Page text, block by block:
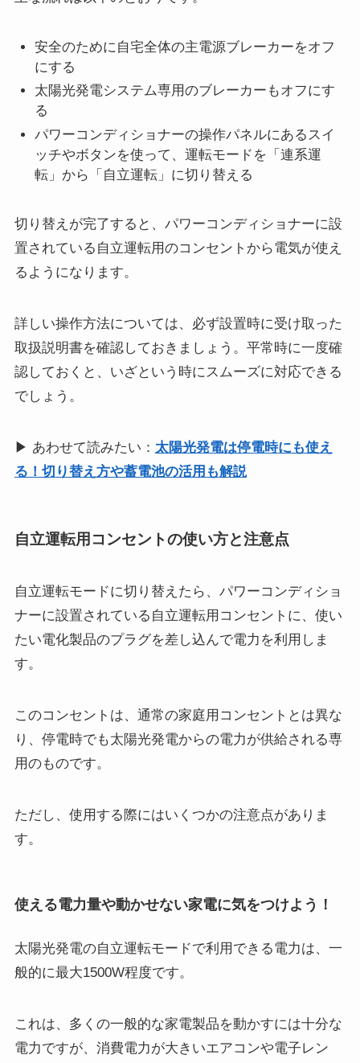
安全のために自宅全体の主電源ブレーカーをオフ
にする
太陽光発電システム専用のブレーカーもオフにす
る
パワーコンディショナーの操作パネルにあるスイ
ッチやボタンを使って、運転モードを「連系運
転」から「自立運転」に切り替える
切り替えが完了すると、パワーコンディショナーに設
置されている自立運転用のコンセントから電気が使え
るようになります。
詳しい操作方法については、必ず設置時に受け取った
取扱説明書を確認しておきましょう。平常時に一度確
認しておくと、いざという時にスムーズに対応できる
でしょう。
▶ あわせて読みたい： 太陽光発電は停電時にも使え
る！切り替え方や蓄電池の活用も解説
自立運転用コンセントの使い方と注意点
自立運転モードに切り替えたら、パワーコンディショ
ナーに設置されている自立運転用コンセントに、使い
たい電化製品のプラグを差し込んで電力を利用しま
す。
このコンセントは、通常の家庭用コンセントとは異な
り、停電時でも太陽光発電からの電力が供給される専
用のものです。
ただし、使用する際にはいくつかの注意点がありま
す。
使える電力量や動かせない家電に気をつけよう！
太陽光発電の自立運転モードで利用できる電力は、一
般的に最大1500W程度です。
これは、多くの一般的な家電製品を動かすには十分な
電力ですが、消費電力が大きいエアコンや電子レン